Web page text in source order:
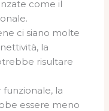
come il
ci siano molte
la
risultare
funzionale, la
essere meno